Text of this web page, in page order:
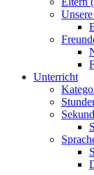
Unterricht